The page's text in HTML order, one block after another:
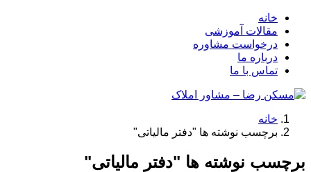
خانه
مقالات آموزشی
درخواست مشاوره
درباره ما
تماس با ما
خانه
برچسب نوشته ها "دفتر مالیاتی"
برچسب نوشته ها "دفتر مالیاتی"